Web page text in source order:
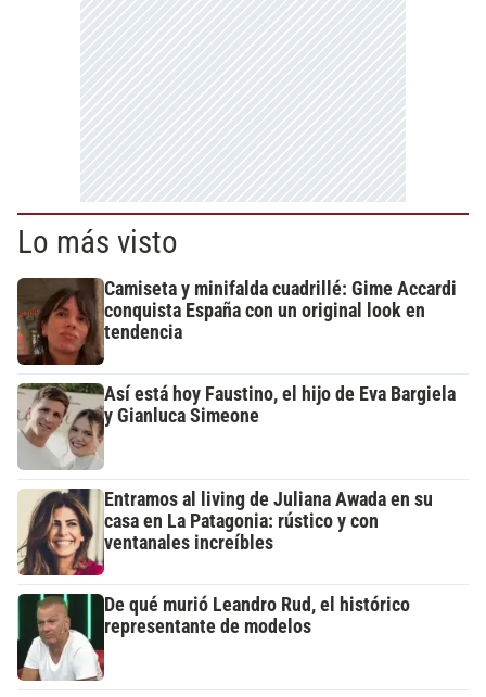
Lo más visto
Camiseta y minifalda cuadrillé: Gime Accardi
conquista España con un original look en
tendencia
Así está hoy Faustino, el hijo de Eva Bargiela
y Gianluca Simeone
Entramos al living de Juliana Awada en su
casa en La Patagonia: rústico y con
ventanales increíbles
De qué murió Leandro Rud, el histórico
representante de modelos